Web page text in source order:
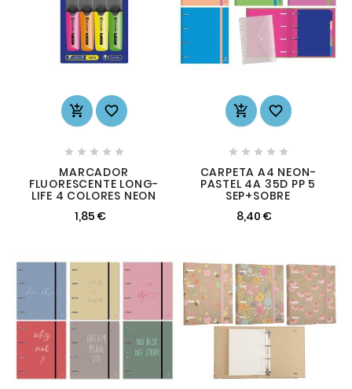
 
    
MARCADOR
FLUORESCENTE LONG-
LIFE 4 COLORES NEON
1,85 €
 
    
CARPETA A4 NEON-
PASTEL 4A 35D PP 5
SEP+SOBRE
8,40 €